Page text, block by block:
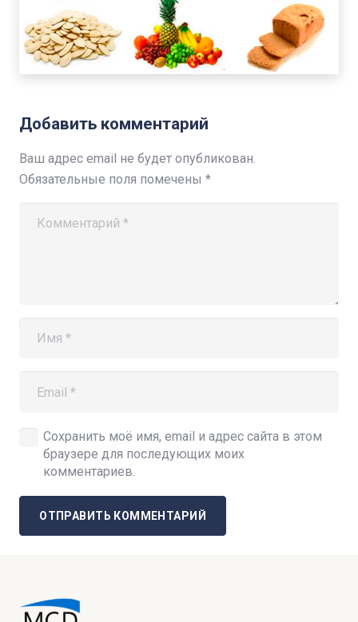
Добавить комментарий
Ваш адрес email не будет опубликован.
Обязательные поля помечены *
Сохранить моё имя, email и адрес сайта в этом
браузере для последующих моих
комментариев.
ОТПРАВИТЬ КОММЕНТАРИЙ